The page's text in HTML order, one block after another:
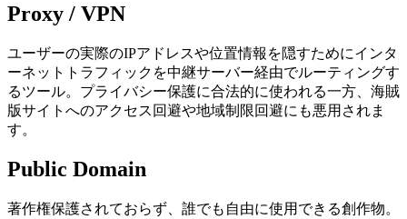
Proxy / VPN
ユーザーの実際のIPアドレスや位置情報を隠すためにインタ
ーネットトラフィックを中継サーバー経由でルーティングす
るツール。プライバシー保護に合法的に使われる一方、海賊
版サイトへのアクセス回避や地域制限回避にも悪用されま
す。
Public Domain
著作権保護されておらず、誰でも自由に使用できる創作物。